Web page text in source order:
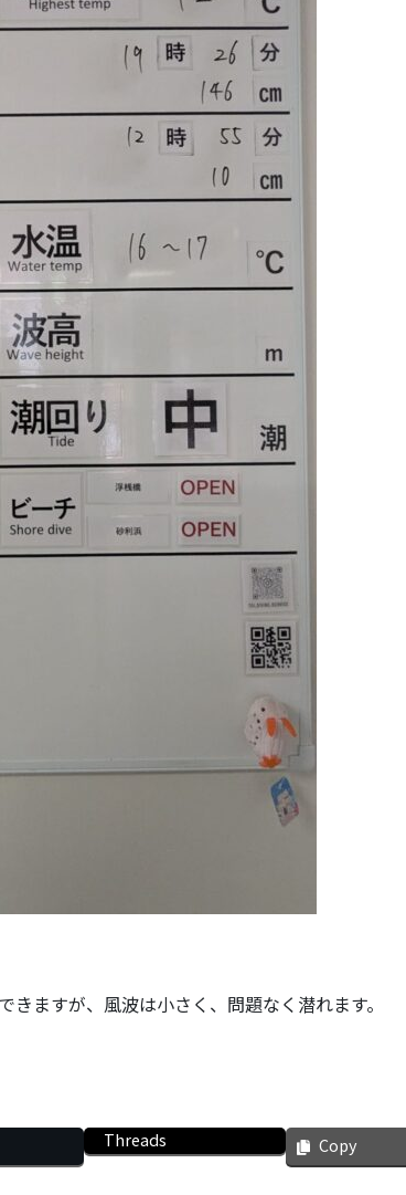
ますが、風波は小さく、問題なく潜れます。
Threads Copy